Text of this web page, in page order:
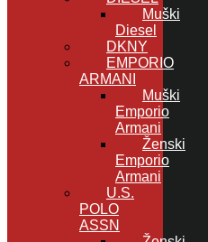
Muški
Diesel
DKNY
EMPORIO
ARMANI
Muški
Emporio
Armani
Ženski
Emporio
Armani
U.S.
POLO
ASSN